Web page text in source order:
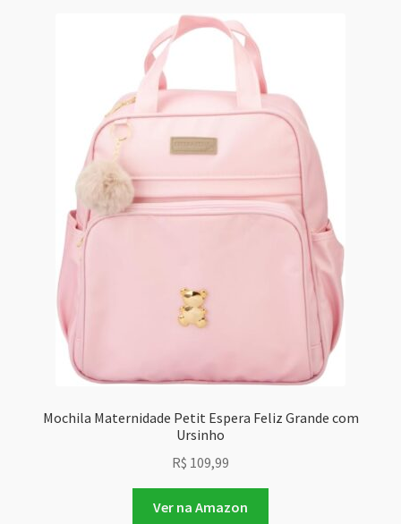
Mochila Maternidade Petit Espera Feliz Grande com
Ursinho
R$ 109,99
Ver na Amazon